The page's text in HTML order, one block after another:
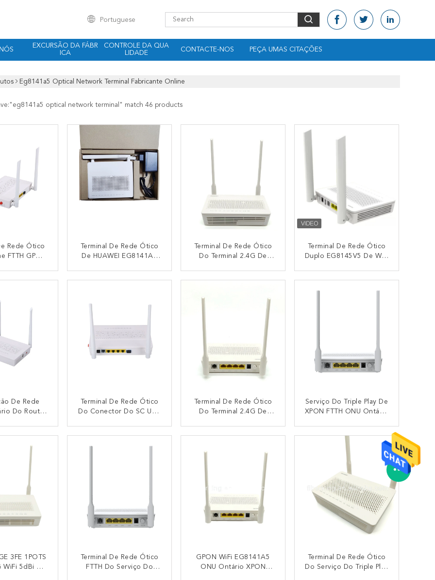
Portuguese
EXCURSÃO DA FÁBR
ICA
CONTROLE DA QUA
LIDADE
CONTACTE-NOS PEÇA UMAS CITAÇÕES
Eg8141a5 Optical Network Terminal Fabricante Online
eg8141a5 optical network terminal " match 46 products
Rede Ótico
FTTH GPON
Terminal De Rede Ótico
De HUAWEI EG8141A5
CONTACTO
Terminal De Rede Ótico
Do Terminal 2.4G De
CONTACTO
Terminal De Rede Ótico
Duplo EG8145V5 De WiFi
CONTACTO
De Rede
Do Router
Terminal De Rede Ótico
Do Conector Do SC UPC
CONTACTO
Terminal De Rede Ótico
Do Terminal 2.4G De
CONTACTO
Serviço Do Triple Play De
XPON FTTH ONU Ontário
CONTACTO
3FE 1POTS
WiFi 5dBi De
Terminal De Rede Ótico
FTTH Do Serviço Do
GPON WiFi EG8141A5
ONU Ontário XPON
Terminal De Rede Ótico
Do Serviço Do Triple Play